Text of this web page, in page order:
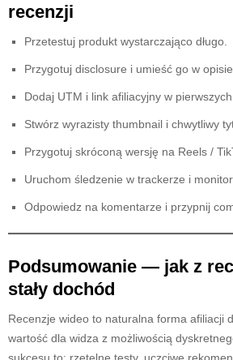
recenzji
Przetestuj produkt wystarczająco długo.
Przygotuj disclosure i umieść go w
Dodaj UTM i link afiliacyjny w
Stwórz wyrazisty thumbnail i chwytliwy
Przygotuj skróconą wersję na Reels /
Uruchom śledzenie w trackerze i
Odpowiedz na komentarze i przypnij
Podsumowanie — jak z
stały dochód
Recenzje wideo to naturalna forma afiliacji
wartość dla widza z możliwością
sukcesu to: rzetelne testy, uczciwe